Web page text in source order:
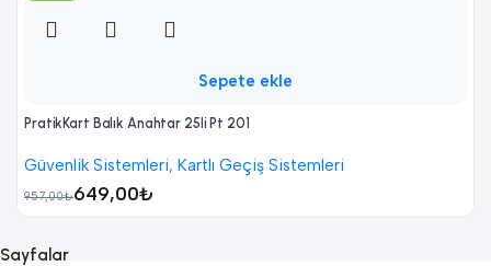
Sepete ekle
PratikKart Balık Anahtar 25li Pt 201
Güvenlik Sistemleri, Kartlı Geçiş Sistemleri
957,00₺649,00₺
Sayfalar